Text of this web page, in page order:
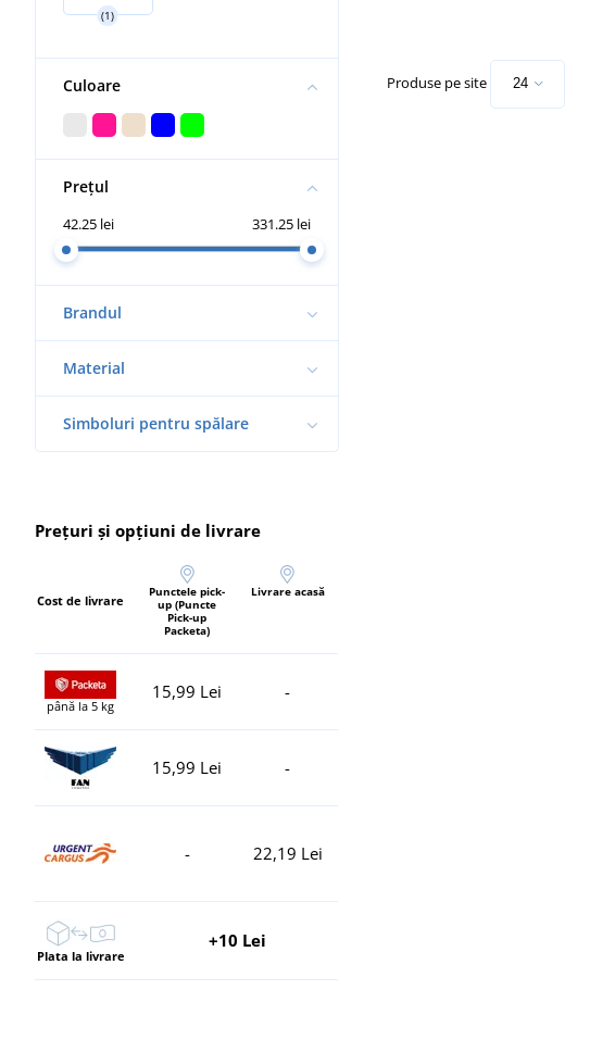
(1)
Culoare
Prețul
42.25 lei 331.25 lei
Brandul
Material
Simboluri pentru spălare
Prețuri și opțiuni de livrare
Cost de livrare
Punctele pick-
up (Puncte
Pick-up
Packeta)
Livrare acasă
până la 5 kg
15,99 Lei -
15,99 Lei -
- 22,19 Lei
Plata la livrare
+10 Lei
Produse pe site